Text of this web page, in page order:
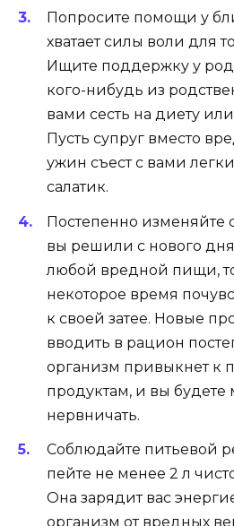
Попросите помощи у
хватает силы воли для
Ищите поддержку у
кого-нибудь из
вами сесть на диету
Пусть супруг вместо
ужин съест с вами
салатик.
Постепенно изменяйте
вы решили с нового дня
любой вредной пищи,
некоторое время
к своей затее. Новые
вводить в рацион
организм привыкнет к
продуктам, и вы
нервничать.
Соблюдайте питьевой
пейте не менее 2 л
Она зарядит вас
организм от вредных